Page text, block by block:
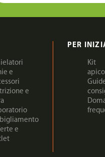
e
e
e
PER
Kit